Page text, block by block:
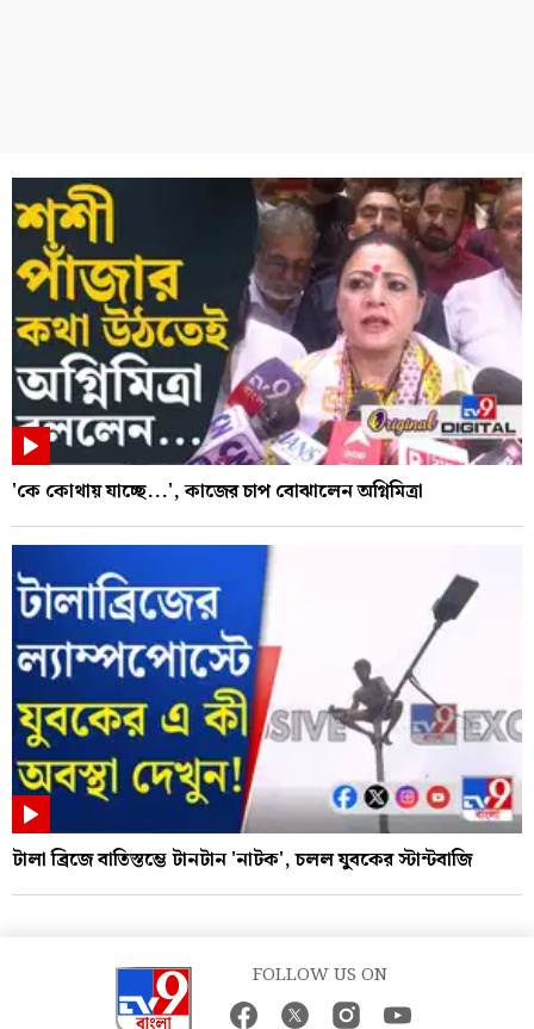
'কে কোথায় যাচ্ছে...', কাজের চাপ বোঝালেন অগ্নিমিত্রা
টালা ব্রিজে বাতিস্তম্ভে টানটান 'নাটক', চলল যুবকের স্টান্টবাজি
FOLLOW US ON